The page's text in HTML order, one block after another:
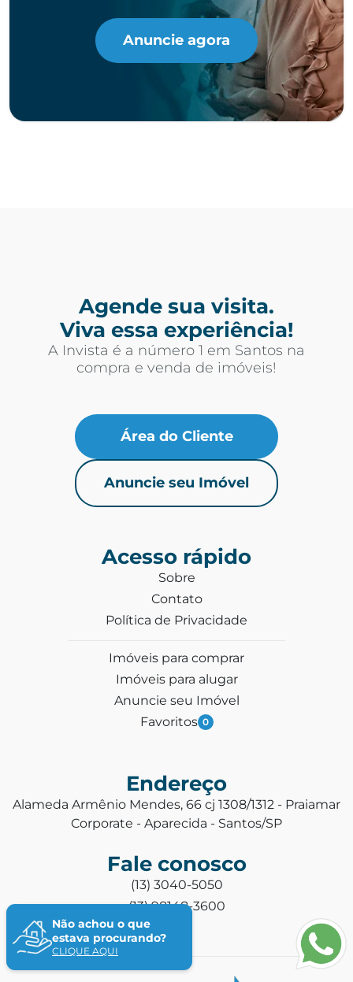
Anuncie agora
Agende sua visita.
Viva essa experiência!
A Invista é a número 1 em Santos na
compra e venda de imóveis!
Área do Cliente
Anuncie seu Imóvel
Acesso rápido
Sobre
Contato
Política de Privacidade
Imóveis para comprar
Imóveis para alugar
Anuncie seu Imóvel
Favoritos 0
Endereço
Alameda Armênio Mendes, 66 cj 1308/1312 - Praiamar
Corporate - Aparecida - Santos/SP
Fale conosco
(13) 3040-5050
(13) 98148-3600
Não achou o que
estava procurando?
CLIQUE AQUI